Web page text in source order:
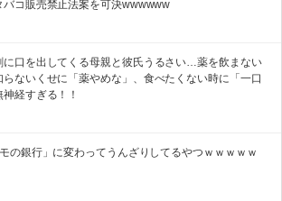
バコ販売禁止法案を可決wwwwww
に口を出してくる母親と彼氏うるさい…薬を飲まない
らないくせに「薬やめな」、食べたくない時に「一口
経すぎる！！
の銀行」に変わってうんざりしてるやつｗｗｗｗｗ